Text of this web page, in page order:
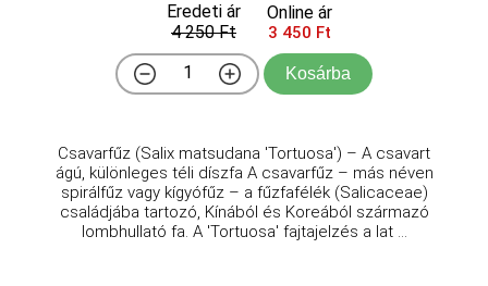
Eredeti ár
4 250 Ft
Online ár
3 450 Ft
Kosárba
Csavarfűz (Salix matsudana 'Tortuosa') – A csavart
ágú, különleges téli díszfa A csavarfűz – más néven
spirálfűz vagy kígyófűz – a fűzfafélék (Salicaceae)
családjába tartozó, Kínából és Koreából származó
lombhullató fa. A 'Tortuosa' fajtajelzés a lat ...